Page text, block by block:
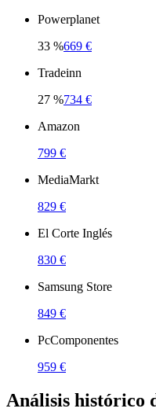
Powerplanet
33 %669 €
Tradeinn
27 %734 €
Amazon
799 €
MediaMarkt
829 €
El Corte Inglés
830 €
Samsung Store
849 €
PcComponentes
959 €
Análisis histórico